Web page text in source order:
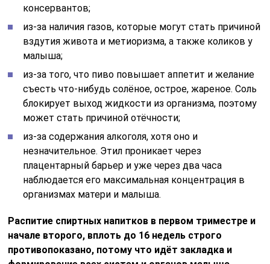
консервантов;
из-за наличия газов, которые могут стать причиной
вздутия живота и метиоризма, а также коликов у
малыша;
из-за того, что пиво повышает аппетит и желание
съесть что-нибудь солёное, острое, жареное. Соль
блокирует выход жидкости из организма, поэтому
может стать причиной отёчности;
из-за содержания алкоголя, хотя оно и
незначительное. Этил проникает через
плацентарный барьер и уже через два часа
наблюдается его максимальная концентрация в
организмах матери и малыша.
Распитие спиртных напитков в первом триместре и
начале второго, вплоть до 16 недель строго
противопоказано, потому что идёт закладка и